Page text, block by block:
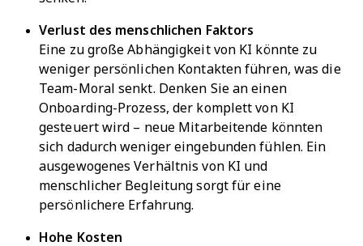
Verlust des menschlichen Faktors
Eine zu große Abhängigkeit von KI könnte zu
weniger persönlichen Kontakten führen, was die
Team-Moral senkt. Denken Sie an einen
Onboarding-Prozess, der komplett von KI
gesteuert wird – neue Mitarbeitende könnten
sich dadurch weniger eingebunden fühlen. Ein
ausgewogenes Verhältnis von KI und
menschlicher Begleitung sorgt für eine
persönlichere Erfahrung.
Hohe Kosten